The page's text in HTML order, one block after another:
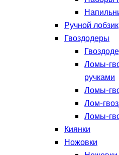
Ручной лобзик
Гвоздодеры
Ломы-
ручками
Ломы-
Лом-
Ломы-
Киянки
Ножовки